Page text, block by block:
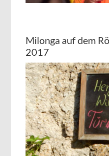
Milonga auf dem
2017